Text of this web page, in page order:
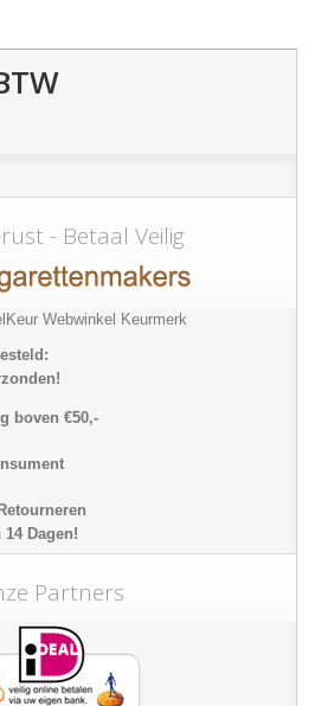
- Betaal Veilig
boven €50,-
Dagen!
Partners